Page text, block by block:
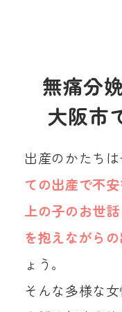
無痛分
大阪市
出産のかたち
ての出産で不
上の子のお世
を抱えながら
ょう。
そんな多様な